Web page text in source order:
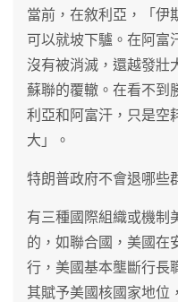
當前，在敘利亞，「伊
可以就坡下驢。在阿富
沒有被消滅，還越發壯
蘇聯的覆轍。在看不到
利亞和阿富汗，只是空
大」。
特朗普政府不會退哪些
有三種國際組織或機制
的，如聯合國，美國在
行，美國基本壟斷行長
其賦予美國核國家地位